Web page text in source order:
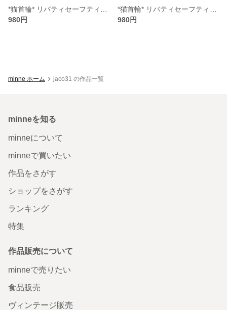
980円
980円
minne ホーム jaco31 の作品一覧
minneを知る
minneについて
minneで買いたい
作品をさがす
ショップをさがす
ランキング
特集
作品販売について
minneで売りたい
食品販売
ヴィンテージ販売